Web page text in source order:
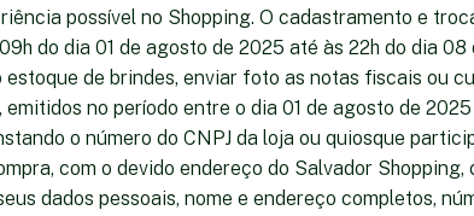
possível no Shopping. O cadastramento e
do dia 01 de agosto de 2025 até às 22h do dia
estoque de brindes, enviar foto as notas fiscais ou
no período entre o dia 01 de agosto de
o número do CNPJ da loja ou quiosque
com o devido endereço do Salvador Shopping,
dados pessoais, nome e endereço completos,